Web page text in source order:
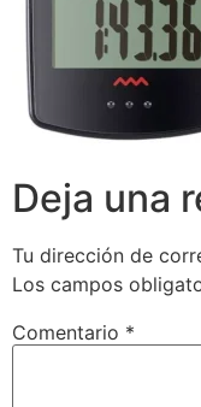
Deja una
Tu dirección de
Los campos
Comentario *